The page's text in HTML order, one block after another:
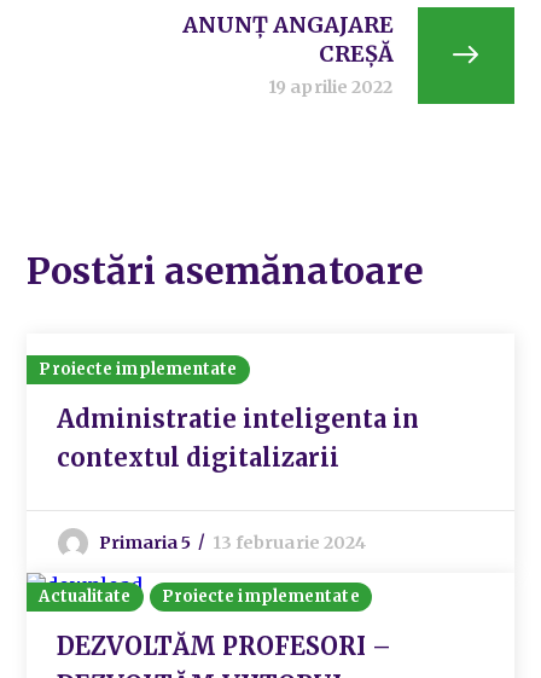
ANUNȚ ANGAJARE
CREȘĂ
19 aprilie 2022
Postări asemănatoare
Proiecte implementate
Administratie inteligenta in
contextul digitalizarii
Primaria 5 13 februarie 2024
Actualitate Proiecte implementate
DEZVOLTĂM PROFESORI –